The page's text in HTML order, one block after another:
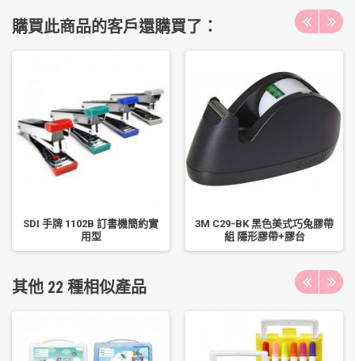
購買此商品的客戶還購買了：
SDI 手牌 1102B 訂書機簡約實
用型
3M C29-BK 黑色美式巧兔膠帶
組 隱形膠帶+膠台
其他 22 種相似產品